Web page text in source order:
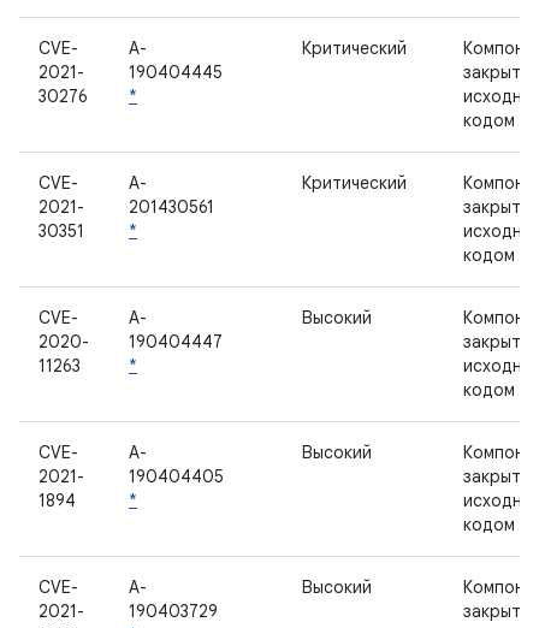
CVE-
2021-
30276
A-
190404445
*
Критический
кодом
CVE-
2021-
30351
A-
201430561
*
Критический
кодом
CVE-
2020-
11263
A-
190404447
*
Высокий
кодом
CVE-
2021-
1894
A-
190404405
*
Высокий
кодом
CVE-
2021-
A-
190403729
Высокий